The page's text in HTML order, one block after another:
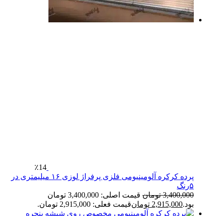
٪14
پرده کرکره آلومینیومی فلزی پرفراژ لوزی ۱۶ میلیمتری در
۵رنگ
3,400,000 تومان
قیمت اصلی: 3,400,000 تومان
بود.2,915,000 تومانقیمت فعلی: 2,915,000 تومان.